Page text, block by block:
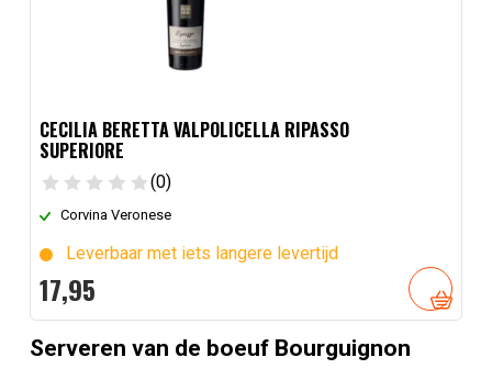
CECILIA BERETTA VALPOLICELLA RIPASSO
SUPERIORE
(0)
Corvina Veronese
Leverbaar met iets langere levertijd
17,95
Serveren van de boeuf Bourguignon